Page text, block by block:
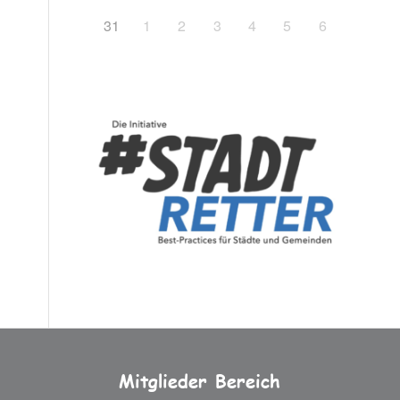
31
1 2 3 4 5 6
Mitglieder Bereich